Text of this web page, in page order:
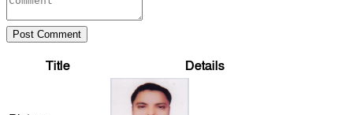
Post Comment
Title Details